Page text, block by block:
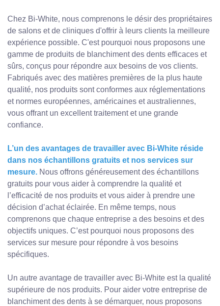
Chez Bi-White, nous comprenons le désir des propriétaires
de salons et de cliniques d'offrir à leurs clients la meilleure
expérience possible. C'est pourquoi nous proposons une
gamme de produits de blanchiment des dents efficaces et
sûrs, conçus pour répondre aux besoins de vos clients.
Fabriqués avec des matières premières de la plus haute
qualité, nos produits sont conformes aux réglementations
et normes européennes, américaines et australiennes,
vous offrant un excellent traitement et une grande
confiance.
L’un des avantages de travailler avec Bi-White réside
dans nos échantillons gratuits et nos services sur
mesure. Nous offrons généreusement des échantillons
gratuits pour vous aider à comprendre la qualité et
l’efficacité de nos produits et vous aider à prendre une
décision d’achat éclairée. En même temps, nous
comprenons que chaque entreprise a des besoins et des
objectifs uniques. C’est pourquoi nous proposons des
services sur mesure pour répondre à vos besoins
spécifiques.
Un autre avantage de travailler avec Bi-White est la qualité
supérieure de nos produits. Pour aider votre entreprise de
blanchiment des dents à se démarquer, nous proposons